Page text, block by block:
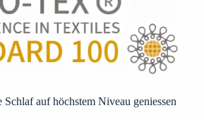
auf höchstem Niveau geniessen